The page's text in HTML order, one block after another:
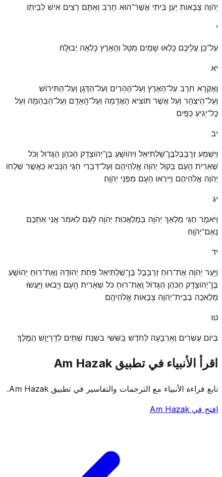
יְהֹוָה צְבָאוֹת יַעַן בֵּיתִי אֲשֶׁר־הוּא חָרֵב וְאַתֶּם רָצִים אִישׁ לְבֵיתֽוֹ׃
י
עַל־כֵּן עֲלֵיכֶם כָּלְאוּ שָׁמַיִם מִטָּל וְהָאָרֶץ כָּלְאָה יְבוּלָֽהּ׃
יא
וָאֶקְרָא חֹרֶב עַל־הָאָרֶץ וְעַל־הֶהָרִים וְעַל־הַדָּגָן וְעַל־הַתִּירוֹשׁ
וְעַל־הַיִּצְהָר וְעַל אֲשֶׁר תּוֹצִיא הָאֲדָמָה וְעַל־הָֽאָדָם וְעַל־הַבְּהֵמָה וְעַל
כׇּל־יְגִיעַ כַּפָּֽיִם׃
יב
וַיִּשְׁמַע זְרֻבָּבֶלבֶּֽן־שַׁלְתִּיאֵל וִיהוֹשֻׁעַ בֶּן־יְהוֹצָדָק הַכֹּהֵן הַגָּדוֹל וְכֹל
שְׁאֵרִית הָעָם בְּקוֹל יְהֹוָה אֱלֹֽהֵיהֶם וְעַל־דִּבְרֵי חַגַּי הַנָּבִיא כַּאֲשֶׁר שְׁלָחוֹ
יְהֹוָה אֱלֹהֵיהֶם וַיִּֽירְאוּ הָעָם מִפְּנֵי יְהֹוָֽה׃
יג
וַיֹּאמֶר חַגַּי מַלְאַךְ יְהֹוָה בְּמַלְאֲכוּת יְהֹוָה לָעָם לֵאמֹר אֲנִי אִתְּכֶם
נְאֻם־יְהֹוָֽה׃
יד
וַיָּעַר יְהֹוָה אֶת־רוּחַ זְרֻבָּבֶל בֶּן־שַׁלְתִּיאֵל פַּחַת יְהוּדָה וְאֶת־רוּחַ יְהוֹשֻׁעַ
בֶּן־יְהוֹצָדָק הַכֹּהֵן הַגָּדוֹל וְֽאֶת־רוּחַ כֹּל שְׁאֵרִית הָעָם וַיָּבֹאוּ וַיַּעֲשׂוּ
מְלָאכָה בְּבֵית־יְהֹוָה צְבָאוֹת אֱלֹהֵיהֶֽם׃
טו
בְּיוֹם עֶשְׂרִים וְאַרְבָּעָה לַחֹדֶשׁ בַּשִּׁשִּׁי בִּשְׁנַת שְׁתַּיִם לְדָרְיָוֶשׁ הַמֶּֽלֶךְ׃
اقرأ الأنبياء في تطبيق Am Hazak
تابع قراءة الأنبياء مع الترجمات والتفاسير في تطبيق Am Hazak.
افتح في Am Hazak